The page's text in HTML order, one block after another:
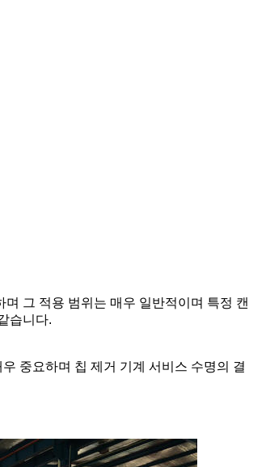
그 적용 범위는 매우 일반적이며 특정 캔
습니다.
중요하며 칩 제거 기계 서비스 수명의 결